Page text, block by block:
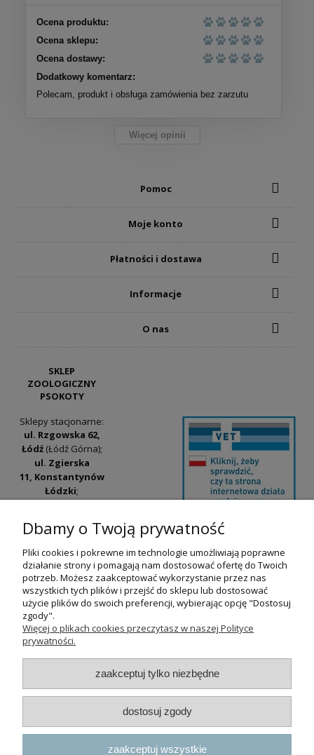
Ocena produktu:
Ocena sklepu:
Ocena dostawy:
Dodatkowy komentarz:
Polecam, produkt i obsługa zamówienia bez zarzutu
Więcej opinii
Pomoc
Moje konto
Płatności i dostawa
Informacje
O nas
SKLEP
ZOOLOGICZNY
PSOKOTY
Sklepy stacjonarne:
ul. Rzgowska 62,
Łódź(Łódź Górna);
ul. Zgierska
11, Konstantynów
Łódzki;
Widzew).
Godziny otwarcia:
pn-pt 9:00-17:00
+48 530 230 483
psokoty@psokoty.pl
Sklep internetowy Shoper.pl
Dbamy o Twoją prywatność
Pliki cookies i pokrewne im technologie umożliwiają poprawne
działanie strony i pomagają nam dostosować ofertę do Twoich
potrzeb. Możesz zaakceptować wykorzystanie przez nas
wszystkich tych plików i przejść do sklepu lub dostosować
użycie plików do swoich preferencji, wybierając opcję "Dostosuj
zgody".
Więcej o plikach cookies przeczytasz w naszej Polityce
prywatności.
zaakceptuj tylko niezbędne
dostosuj zgody
zaakceptuj wszystkie